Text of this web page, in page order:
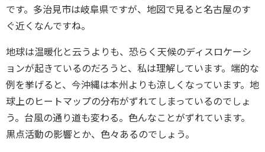
です。多治見市は岐阜県ですが、地図で見ると名古屋のす
ぐ近くなんですね。
地球は温暖化と云うよりも、恐らく天候のディスロケーシ
ョンが起きているのだろうと、私は理解しています。端的な
例を挙げると、今沖縄は本州よりも涼しくなっています。地
球上のヒートマップの分布がずれてしまっているのでしょ
う。台風の通り道も変わる。色んなことがずれています。
黒点活動の影響とか、色々あるのでしょう。